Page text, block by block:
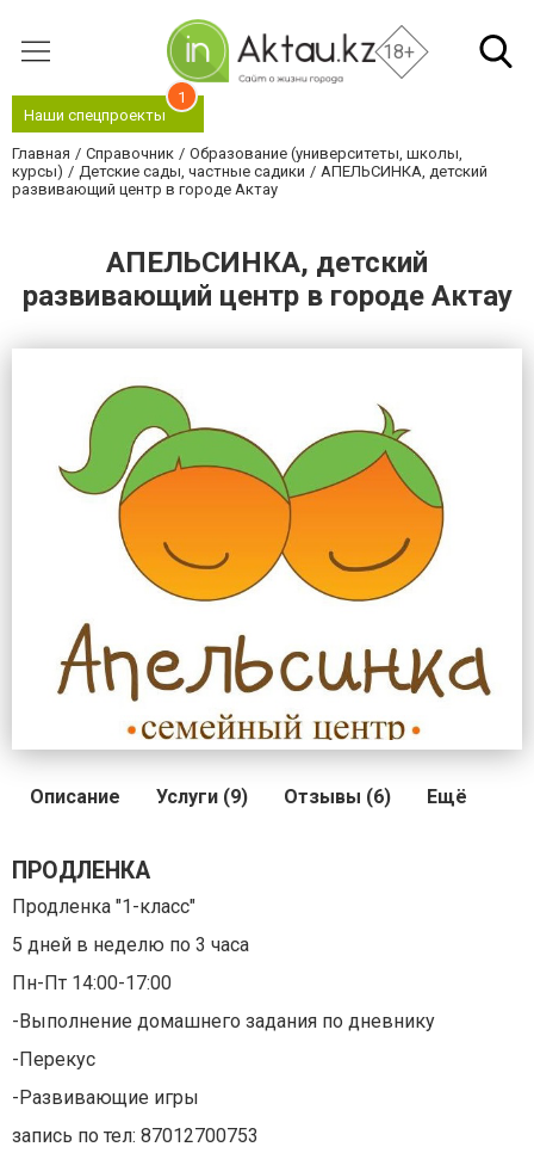
18+
Наши спецпроекты
1
Главная Справочник
Образование (университеты, школы,
курсы)
Детские сады, частные садики
АПЕЛЬСИНКА, детский
развивающий центр в городе Актау
АПЕЛЬСИНКА, детский
развивающий центр в городе Актау
Описание Услуги (9) Отзывы (6) Ещё
ПРОДЛЕНКА
Продленка "1-класс"
5 дней в неделю по 3 часа
Пн-Пт 14:00-17:00
-Выполнение домашнего задания по дневнику
-Перекус
-Развивающие игры
запись по тел: 87012700753